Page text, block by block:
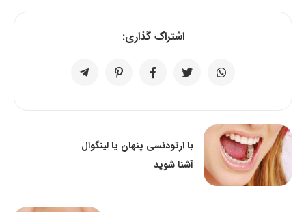
اشتراک گذاری:
با ارتودنسی پنهان یا لینگوال
آشنا شوید